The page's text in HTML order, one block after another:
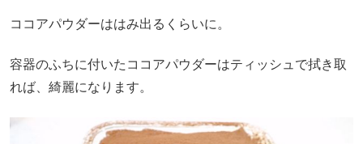
ココアパウダーははみ出るくらいに。
容器のふちに付いたココアパウダーはティッシュで拭き取
れば、綺麗になります。